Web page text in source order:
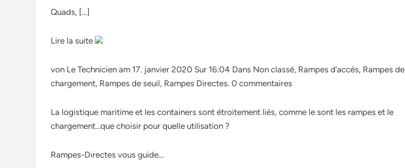
Quads, […]
Lire la suite
von Le Technicien am 17. janvier 2020 Sur 16:04 Dans Non classé, Rampes d’accès, Rampes de
chargement, Rampes de seuil, Rampes Directes. 0 commentaires
La logistique maritime et les containers sont étroitement liés, comme le sont les rampes et le
chargement…que choisir pour quelle utilisation ?
Rampes-Directes vous guide…